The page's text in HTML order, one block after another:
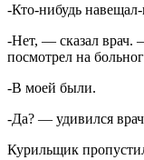
-Кто-нибудь
-Нет, — сказал врач.
посмотрел на
-В моей были.
-Да? — удивился
Курильщик